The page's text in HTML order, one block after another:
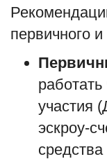
первичного
участия
эскроу-